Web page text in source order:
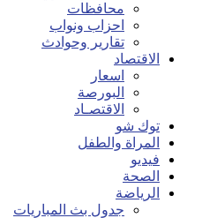
محافظات
احزاب ونواب
تقارير وحوادث
الاقتصاد
اسعار
البورصة
الاقتصـاد
توك شو
المراة والطفل
فيديو
الصحة
الرياضة
جدول بث المباريات